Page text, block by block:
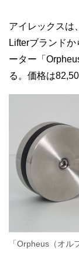
アイレックスは
Lifterブランド
ーター「
る。価格は
「Orpheus（オル